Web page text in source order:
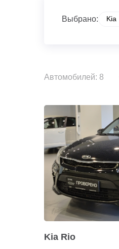
Выбрано: Kia
Автомобилей: 8
Kia Rio